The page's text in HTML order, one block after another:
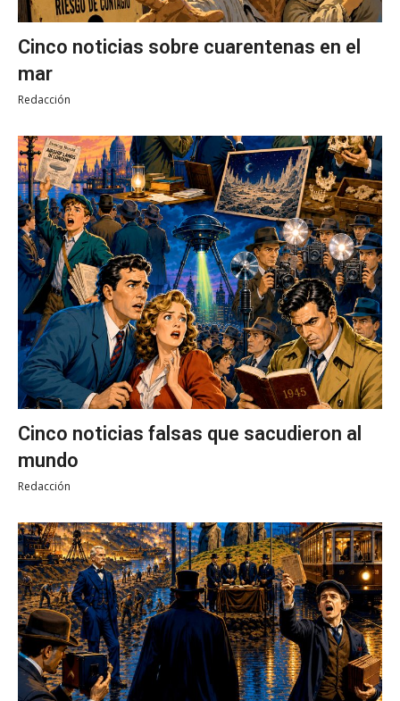
Cinco noticias sobre cuarentenas en el
mar
Redacción
Cinco noticias falsas que sacudieron al
mundo
Redacción